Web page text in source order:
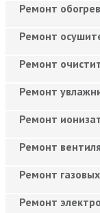
Ремонт
Ремонт
Ремонт
Ремонт
Ремонт
Ремонт
Ремонт
Ремонт